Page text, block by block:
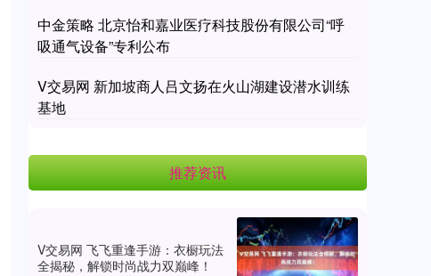
中金策略 北京怡和嘉业医疗科技股份有限公司“呼
吸通气设备”专利公布
V交易网 新加坡商人吕文扬在火山湖建设潜水训练
基地
推荐资讯
V交易网 飞飞重逢手游：衣橱玩法
全揭秘，解锁时尚战力双巅峰！